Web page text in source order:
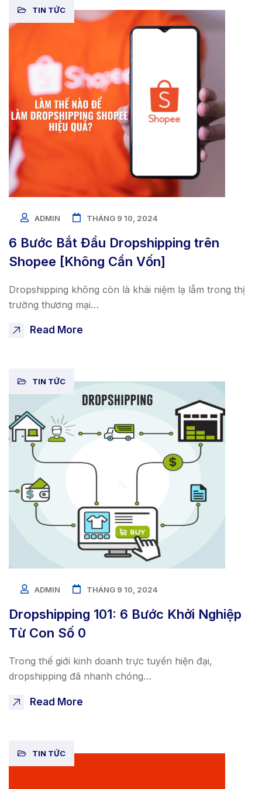
TIN TỨC
ADMIN THÁNG 9 10, 2024
6 Bước Bắt Đầu Dropshipping trên
Shopee [Không Cần Vốn]
Dropshipping không còn là khái niệm lạ lẫm trong thị
trường thương mại…
Read More
TIN TỨC
ADMIN THÁNG 9 10, 2024
Dropshipping 101: 6 Bước Khởi Nghiệp
Từ Con Số 0
Trong thế giới kinh doanh trực tuyến hiện đại,
dropshipping đã nhanh chóng…
Read More
TIN TỨC